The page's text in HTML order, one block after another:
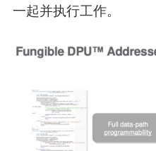
一起并执行工作。